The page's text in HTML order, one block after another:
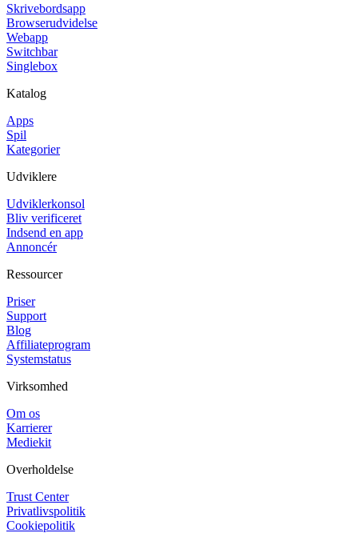
Skrivebordsapp
Browserudvidelse
Webapp
Switchbar
Singlebox
Katalog
Apps
Spil
Kategorier
Udviklere
Udviklerkonsol
Bliv verificeret
Indsend en app
Annoncér
Ressourcer
Priser
Support
Blog
Affiliateprogram
Systemstatus
Virksomhed
Om os
Karrierer
Mediekit
Overholdelse
Trust Center
Privatlivspolitik
Cookiepolitik